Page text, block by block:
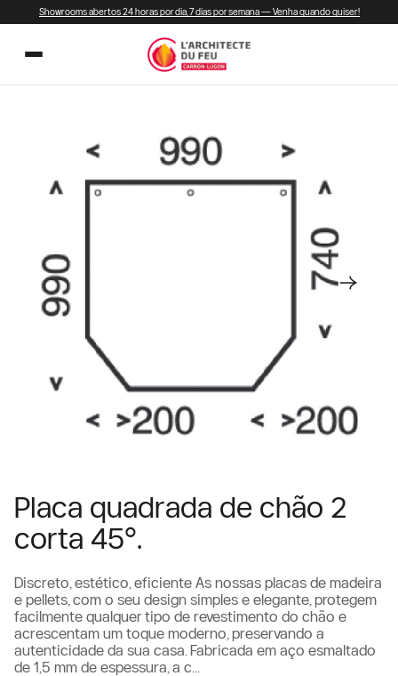
Showrooms abertos 24 horas por dia, 7 dias por semana — Venha quando quiser!
Placa quadrada de chão 2
corta 45°.
Discreto, estético, eficiente As nossas placas de madeira
e pellets, com o seu design simples e elegante, protegem
facilmente qualquer tipo de revestimento do chão e
acrescentam um toque moderno, preservando a
autenticidade da sua casa. Fabricada em aço esmaltado
de 1,5 mm de espessura, a c...